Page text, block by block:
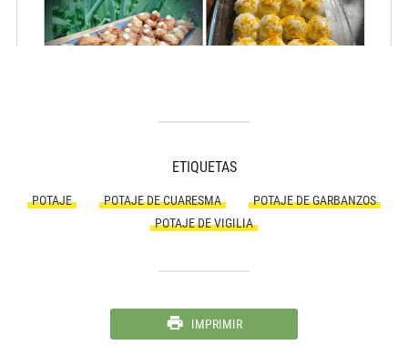
ETIQUETAS
POTAJE POTAJE DE CUARESMA
POTAJE DE GARBANZOS
POTAJE DE VIGILIA
IMPRIMIR